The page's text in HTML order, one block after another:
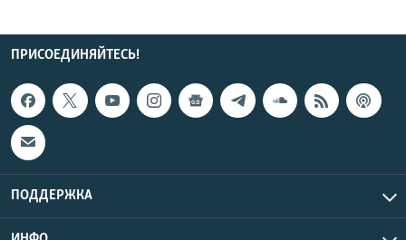
ПРИСОЕДИНЯЙТЕСЬ!
ПОДДЕРЖКА